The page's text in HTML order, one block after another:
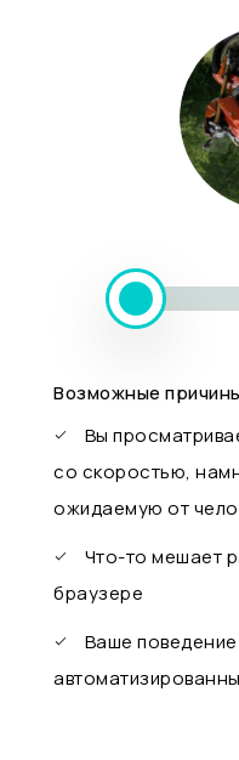
Возможные
Вы
со скоростью,
ожидаемую от
Что-то мешает
браузере
Ваше